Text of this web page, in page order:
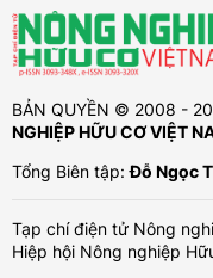
BẢN QUYỀN © 2008 -
NGHIỆP HỮU CƠ VIỆT
Tổng Biên tập:Đỗ Ngọc
Tạp chí điện tử Nông
Hiệp hội Nông nghiệp